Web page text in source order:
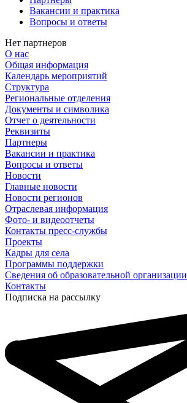
Вакансии и практика
Вопросы и ответы
Нет партнеров
О нас
Общая информация
Календарь мероприятий
Структура
Региональные отделения
Документы и символика
Отчет о деятельности
Реквизиты
Партнеры
Вакансии и практика
Вопросы и ответы
Новости
Главные новости
Новости регионов
Отраслевая информация
Фото- и видеоотчеты
Контакты пресс-службы
Проекты
Кадры для села
Программы поддержки
Сведения об образовательной организации
Контакты
Подписка на рассылку